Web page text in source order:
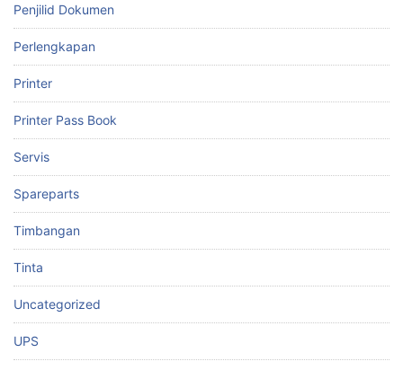
Penjilid Dokumen
Perlengkapan
Printer
Printer Pass Book
Servis
Spareparts
Timbangan
Tinta
Uncategorized
UPS